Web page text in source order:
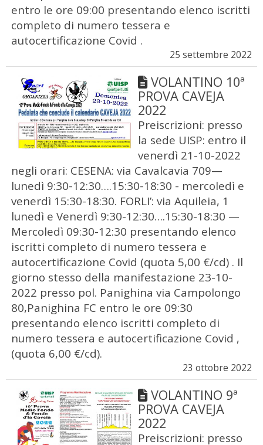
entro le ore 09:00 presentando elenco iscritti
completo di numero tessera e
autocertificazione Covid .
25 settembre 2022
VOLANTINO 10ª
PROVA CAVEJA
2022
Preiscrizioni: presso
la sede UISP: entro il
venerdì 21-10-2022
negli orari: CESENA: via Cavalcavia 709—
lunedì 9:30-12:30….15:30-18:30 - mercoledì e
venerdì 15:30-18:30. FORLI’: via Aquileia, 1
lunedì e Venerdì 9:30-12:30….15:30-18:30 —
Mercoledì 09:30-12:30 presentando elenco
iscritti completo di numero tessera e
autocertificazione Covid (quota 5,00 €/cd) . Il
giorno stesso della manifestazione 23-10-
2022 presso pol. Panighina via Campolongo
80,Panighina FC entro le ore 09:30
presentando elenco iscritti completo di
numero tessera e autocertificazione Covid ,
(quota 6,00 €/cd).
23 ottobre 2022
VOLANTINO 9ª
PROVA CAVEJA
2022
Preiscrizioni: presso